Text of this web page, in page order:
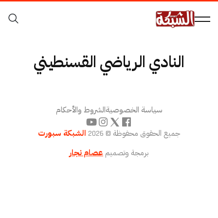
النادي الرياضي القسنطيني
سياسة الخصوصيةالشروط والأحكام
جميع الحقوق محفوظة © 2026
الشبكة سبورت
برمجة وتصميم عصام نجار